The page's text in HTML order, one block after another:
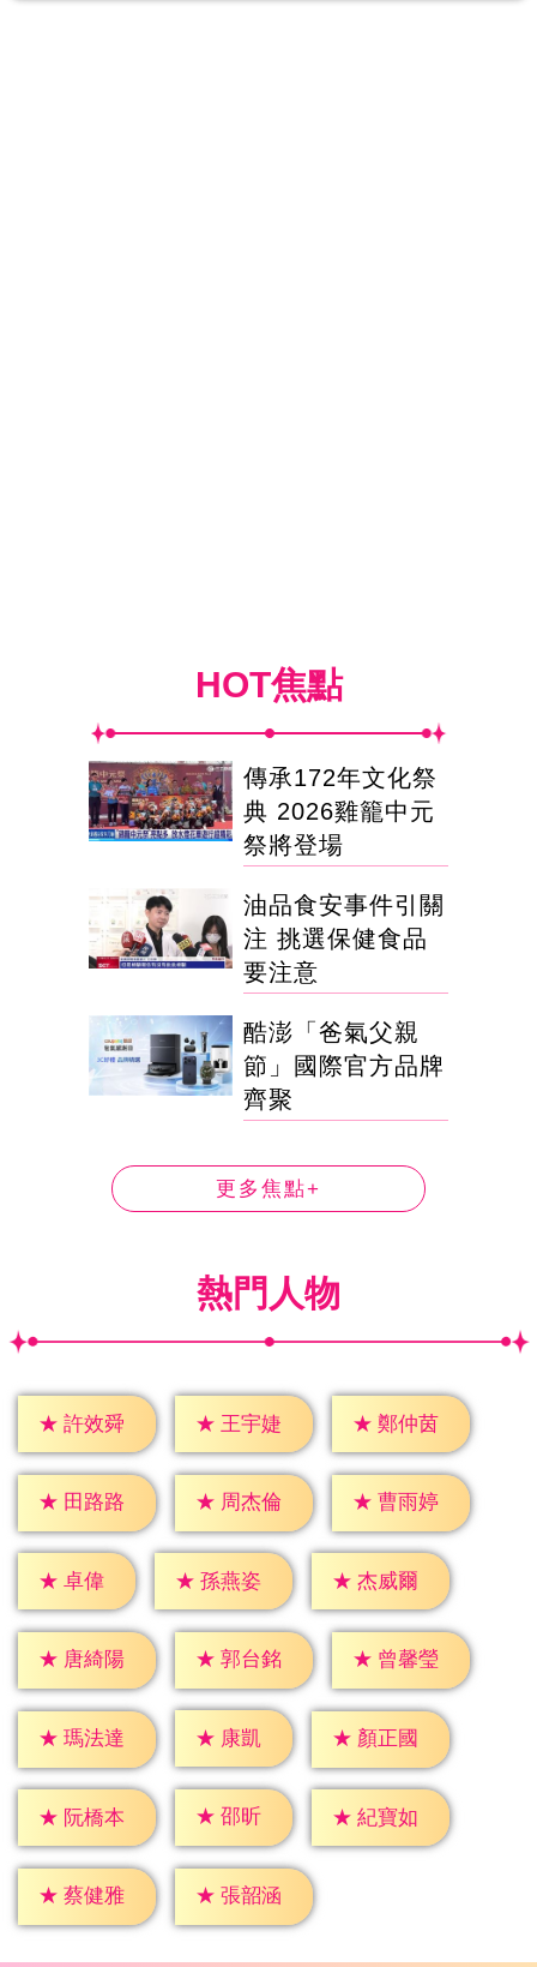
HOT焦點
傳承172年文化祭
典 2026雞籠中元
祭將登場
油品食安事件引關
注 挑選保健食品
要注意
酷澎「爸氣父親
節」國際官方品牌
齊聚
更多焦點+
熱門人物
★ 許效舜 ★ 王宇婕 ★ 鄭仲茵
★ 田路路 ★ 周杰倫 ★ 曹雨婷
★ 卓偉 ★ 孫燕姿 ★ 杰威爾
★ 唐綺陽 ★ 郭台銘 ★ 曾馨瑩
★ 瑪法達 ★ 康凱 ★ 顏正國
★ 阮橋本 ★ 邵昕 ★ 紀寶如
★ 蔡健雅 ★ 張韶涵